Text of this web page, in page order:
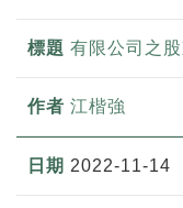
有限公司之
江楷強
2022-11-14